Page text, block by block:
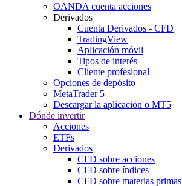
OANDA cuenta acciones
Derivados
Cuenta Derivados - CFD
TradingView
Aplicación móvil
Tipos de interés
Cliente profesional
Opciones de depósito
MetaTrader 5
Descargar la aplicación o MT5
Dónde invertir
Acciones
ETFs
Derivados
CFD sobre acciones
CFD sobre índices
CFD sobre materias primas